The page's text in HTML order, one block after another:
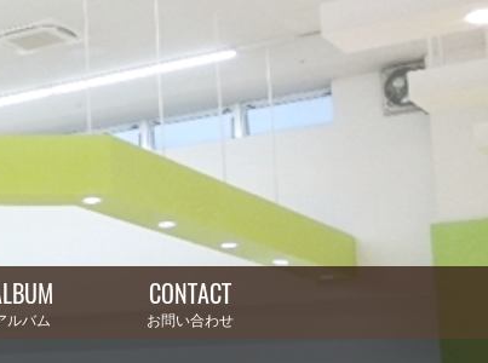
ルバム
CONTACT
お問い合わせ